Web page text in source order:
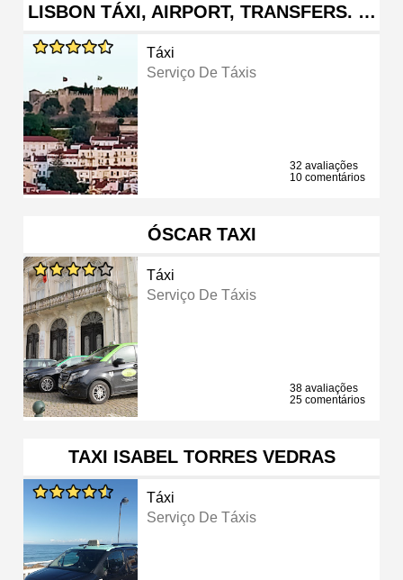
LISBON TÁXI, AIRPORT, TRANSFERS. …
Táxi
Serviço De Táxis
32 avaliações
10 comentários
ÓSCAR TAXI
Táxi
Serviço De Táxis
38 avaliações
25 comentários
TAXI ISABEL TORRES VEDRAS
Táxi
Serviço De Táxis